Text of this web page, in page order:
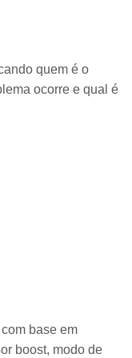
quem é o
ocorre e qual é
base em
boost, modo de